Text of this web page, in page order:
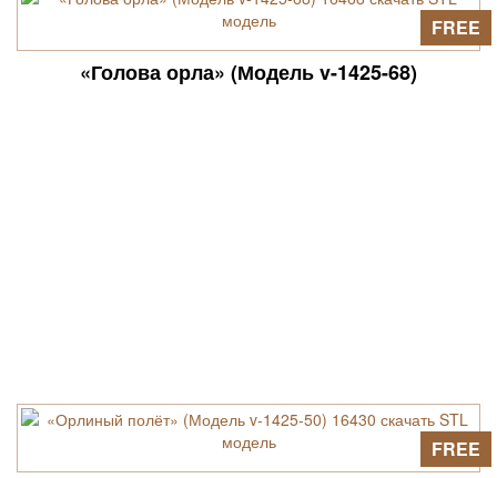
«Голова орла» (Модель v-1425-68)
FREE
FREE